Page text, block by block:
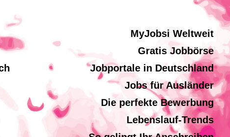
MyJobsi Weltweit
Gratis Jobbörse
Jobportale in Deutschland
Jobs für Ausländer
Die perfekte Bewerbung
Lebenslauf-Trends